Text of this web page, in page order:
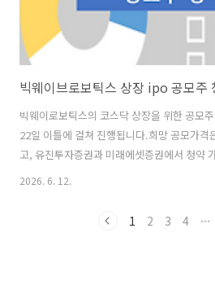
빅웨이브로보틱스 상장 ipo 공모주
빅웨이로보틱스의 코스닥 상장을 위한 공모
22일 이틀에 걸쳐 진행됩니다.희망 공모가
고, 유진투자증권과 미래에셋증권에서 청약
한 기본 정보에 대해 알아보겠습니다. [사업현
a-Service) 선도업체로서, "로봇으로 세상의
2026. 6. 12.
1 2 3 4 ···